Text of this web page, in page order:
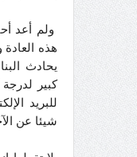
ولم أعد
هذه
يحادث
كبير
للبريد
شيئا عن